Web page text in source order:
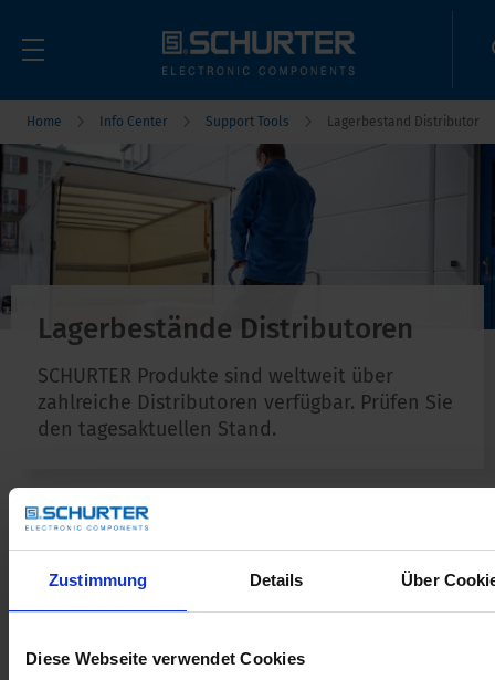
Zustimmung Details Über
Diese Webseite verwendet Cookies
Home Info Center Support Tools Lagerbestand Distributor
Lagerbestände Distributoren
SCHURTER Produkte sind weltweit über
zahlreiche Distributoren verfügbar. Prüfen Sie
den tagesaktuellen Stand.